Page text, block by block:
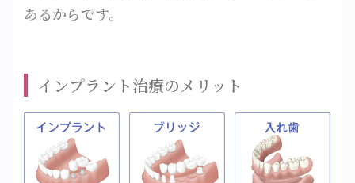
あるからです。
インプラント治療のメリット